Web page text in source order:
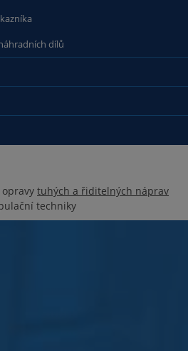
dílů
tuhých a řiditelných náprav
techniky